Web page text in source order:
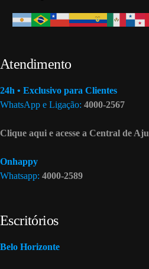
Atendimento
24h • Exclusivo para Clientes
WhatsApp e Ligação: 4000-2567
Clique aqui e acesse a Central de
Onhappy
Whatsapp: 4000-2589
Escritórios
Belo Horizonte